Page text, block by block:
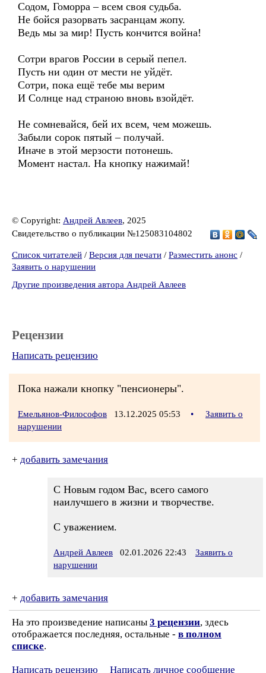
Содом, Гоморра – всем своя судьба.
Не бойся разорвать засранцам жопу.
Ведь мы за мир! Пусть кончится война!
Сотри врагов России в серый пепел.
Пусть ни один от мести не уйдёт.
Сотри, пока ещё тебе мы верим
И Солнце над страною вновь взойдёт.
Не сомневайся, бей их всем, чем можешь.
Забыли сорок пятый – получай.
Иначе в этой мерзости потонешь.
Момент настал. На кнопку нажимай!
© Copyright: Андрей Авлеев, 2025
Свидетельство о публикации №125083104802
Список читателей / Версия для печати / Разместить анонс /
Заявить о нарушении
Другие произведения автора Андрей Авлеев
Рецензии
Написать рецензию
Пока нажали кнопку "пенсионеры".
Емельянов-Философов 13.12.2025 05:53 •
Заявить о
нарушении
+ добавить замечания
С Новым годом Вас, всего самого
наилучшего в жизни и творчестве.
С уважением.
Андрей Авлеев 02.01.2026 22:43
Заявить о
нарушении
+ добавить замечания
На это произведение написаны 3 рецензии, здесь
отображается последняя, остальные - в полном
списке.
Написать рецензию Написать личное сообщение